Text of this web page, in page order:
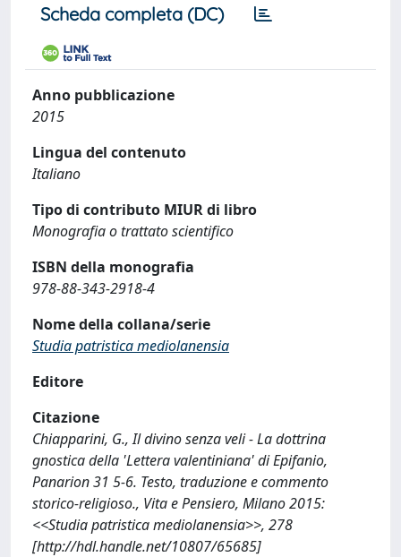
Scheda completa (DC)
Anno pubblicazione
2015
Lingua del contenuto
Italiano
Tipo di contributo MIUR di libro
Monografia o trattato scientifico
ISBN della monografia
978-88-343-2918-4
Nome della collana/serie
Studia patristica mediolanensia
Editore
Citazione
Chiapparini, G., Il divino senza veli - La dottrina
gnostica della 'Lettera valentiniana' di Epifanio,
Panarion 31 5-6. Testo, traduzione e commento
storico-religioso., Vita e Pensiero, Milano 2015:
<<Studia patristica mediolanensia>>, 278
[http://hdl.handle.net/10807/65685]